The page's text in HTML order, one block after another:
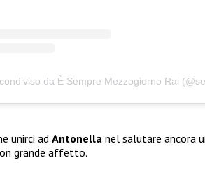
da È Sempre Mezzogiorno Rai
unirci ad Antonella nel salutare ancora
grande affetto.